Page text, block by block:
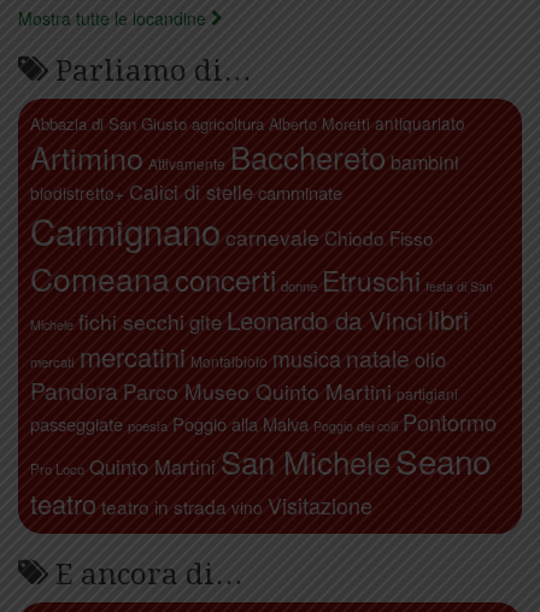
Mostra tutte le locandine
Parliamo di…
Abbazia di San Giusto agricoltura Alberto Moretti antiquariato
Artimino Attivamente Bacchereto bambini
biodistretto+ Calici di stelle camminate
Carmignano carnevale Chiodo Fisso
Comeanaconcerti donne Etruschi festa di San
Michele fichi secchi gite Leonardo da Vinci libri
mercati mercatini Montalbiolo musica natale olio
Pandora Parco Museo Quinto Martini partigiani
passeggiate poesia Poggio alla Malva Poggio dei colli Pontormo
Pro Loco Quinto Martini San MicheleSeano
teatro teatro in strada vino Visitazione
E ancora di…